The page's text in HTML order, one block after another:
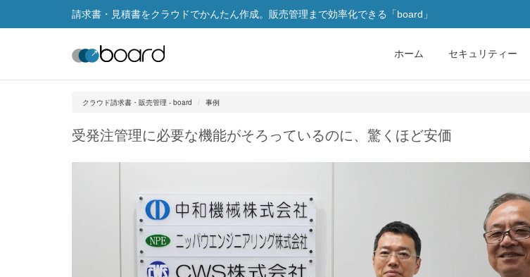
請求書・見積書をクラウドでかんたん作成。販売管理まで効率化できる「board」
ホーム セキュリティー
クラウド請求書・販売管理 - board 事例
受発注管理に必要な機能がそろっているのに、驚くほど安価